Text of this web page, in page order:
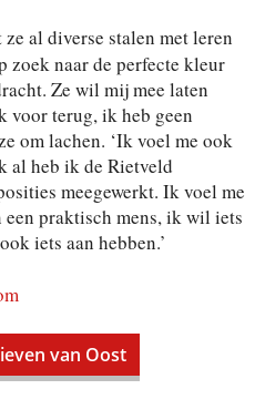
ze al diverse stalen met leren
zoek naar de perfecte kleur
Ze wil mij mee laten
voor terug, ik heb geen
om lachen. ‘Ik voel me ook
al heb ik de Rietveld
meegewerkt. Ik voel me
praktisch mens, ik wil iets
iets aan hebben.’
van Oost